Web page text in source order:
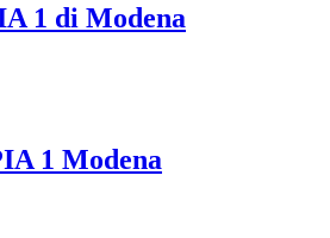
1 di Modena
1 Modena